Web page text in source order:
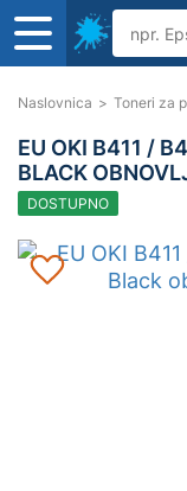
Naslovnica > Toneri za
EU OKI B411 /
BLACK
DOSTUPNO